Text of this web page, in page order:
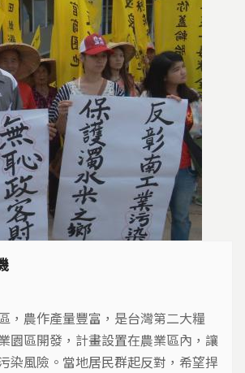
，農作產量豐富，是台灣第二大糧
園區開發，計畫設置在農業區內，讓
染風險。當地居民群起反對，希望捍